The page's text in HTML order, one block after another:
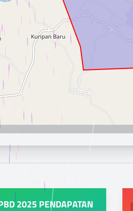
2025 PENDAPATAN